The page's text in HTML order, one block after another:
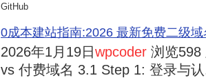
GitHub
0成本建站指南:2026 最新免费二级
2026年1月19日wpcoder 浏览598
vs 付费域名 3.1 Step 1: 登录与